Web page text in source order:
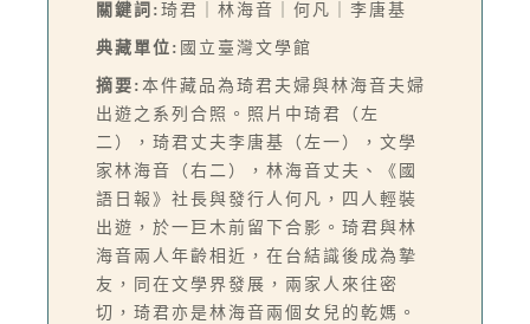
關鍵詞: 琦君｜林海音｜何凡｜李唐基
典藏單位: 國立臺灣文學館
摘要: 本件藏品為琦君夫婦與林海音夫婦
出遊之系列合照。照片中琦君（左
二），琦君丈夫李唐基（左一），文學
家林海音（右二），林海音丈夫、《國
語日報》社長與發行人何凡，四人輕裝
出遊，於一巨木前留下合影。琦君與林
海音兩人年齡相近，在台結識後成為摯
友，同在文學界發展，兩家人來往密
切，琦君亦是林海音兩個女兒的乾媽。